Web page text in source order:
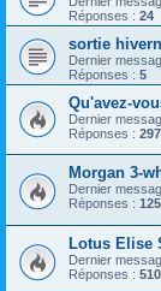
Réponses : 24
sortie
Dernier
Réponses : 5
Qu'avez-
Dernier
Réponses :
Morgan 3-
Dernier
Réponses : 125
Lotus Elise
Dernier
Réponses : 510